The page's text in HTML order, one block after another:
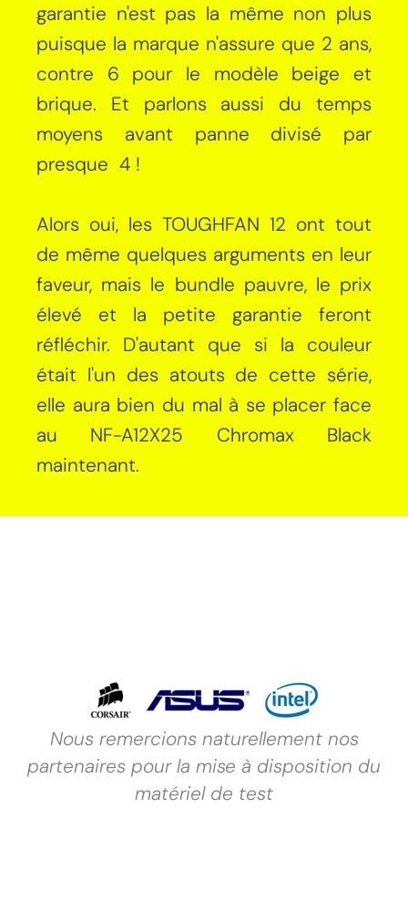
garantie n'est pas la même non plus
puisque la marque n'assure que 2 ans,
contre 6 pour le modèle beige et
brique. Et parlons aussi du temps
moyens avant panne divisé par
presque 4 !
Alors oui, les TOUGHFAN 12 ont tout
de même quelques arguments en leur
faveur, mais le bundle pauvre, le prix
élevé et la petite garantie feront
réfléchir. D'autant que si la couleur
était l'un des atouts de cette série,
elle aura bien du mal à se placer face
au NF-A12X25 Chromax Black
maintenant.
Nous remercions naturellement nos
partenaires pour la mise à disposition du
matériel de test